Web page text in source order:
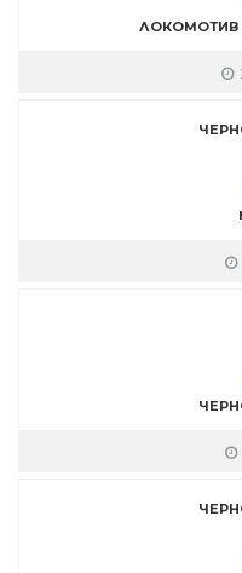
ЛОКОМОТИВ